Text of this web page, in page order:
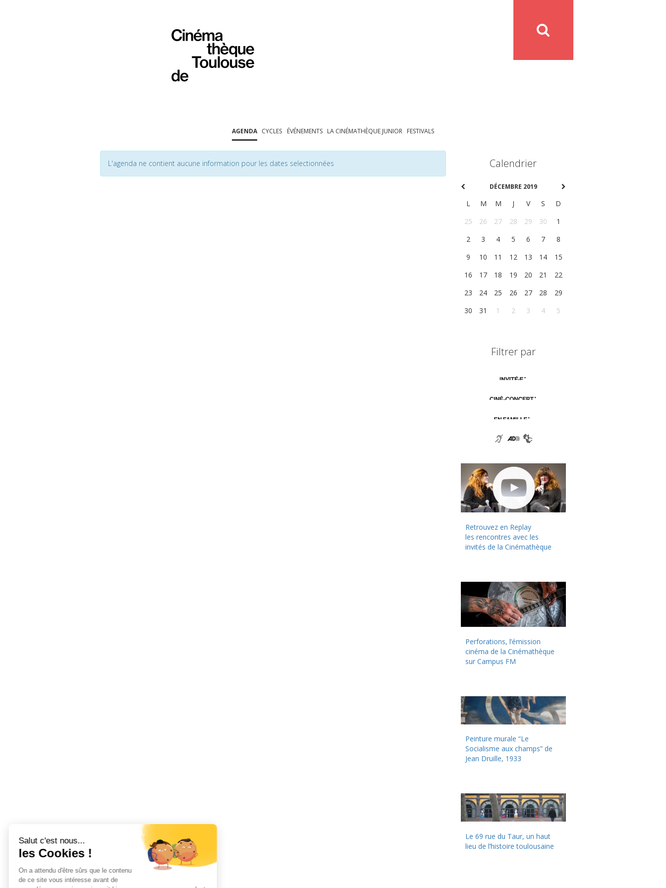
AGENDA CYCLES ÉVÉNEMENTS LA CINÉMATHÈQUE JUNIOR FESTIVALS
L'agenda ne contient aucune information pour les dates selectionnées Calendrier
DÉCEMBRE 2019
L M M J V S
D
25
26 27 28 29 30
1
2
3 4 5 6 7
8
9
10 11 12 13 14
15
16
17 18 19 20 21
22
23
24 25 26 27 28
29
30
31 1 2 3 4 5
Filtrer par
Retrouvez en Replay
les rencontres avec les
invités de la Cinémathèque
Perforations, l’émission
cinéma de la Cinémathèque
sur Campus FM
Peinture murale “Le
Socialisme aux champs” de
Jean Druille, 1933
Le 69 rue du Taur, un haut
lieu de l’histoire toulousaine